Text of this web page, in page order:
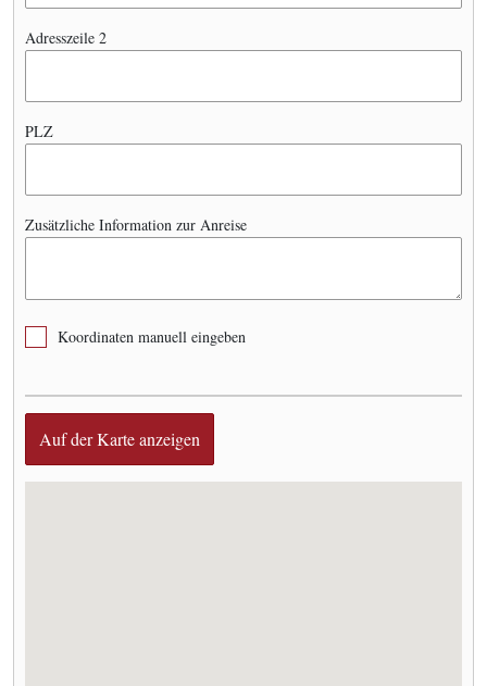
Adresszeile 2
PLZ
Zusätzliche Information zur Anreise
Koordinaten manuell eingeben